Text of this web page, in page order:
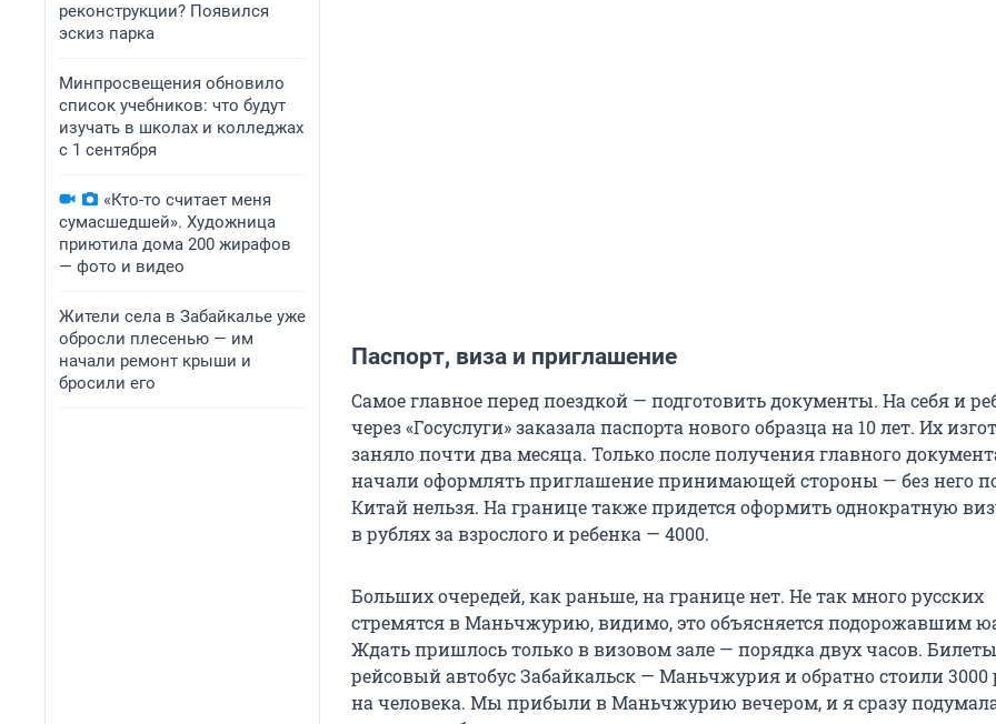
реконструкции? Появился
эскиз парка
Минпросвещения обновило
список учебников: что будут
изучать в школах и колледжах
с 1 сентября
«Кто-то считает меня
сумасшедшей». Художница
приютила дома 200 жирафов
— фото и видео
Жители села в Забайкалье уже
обросли плесенью — им
начали ремонт крыши и
бросили его
Паспорт, виза и приглашение
Самое главное перед поездкой — подготовить документы. На себя и
через «Госуслуги» заказала паспорта нового образца на 10 лет. Их
заняло почти два месяца. Только после получения главного
начали оформлять приглашение принимающей стороны — без него
Китай нельзя. На границе также придется оформить однократную
в рублях за взрослого и ребенка — 4000.
Больших очередей, как раньше, на границе нет. Не так много русских
стремятся в Маньчжурию, видимо, это объясняется подорожавшим
Ждать пришлось только в визовом зале — порядка двух часов.
рейсовый автобус Забайкальск — Маньчжурия и обратно стоили 3000
на человека. Мы прибыли в Маньчжурию вечером, и я сразу